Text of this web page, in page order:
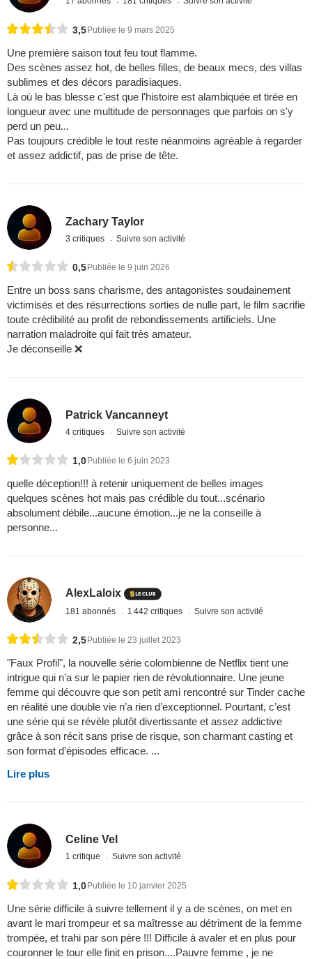
3,5 Publiée le 9 mars 2025
Une première saison tout feu tout flamme.
Des scènes assez hot, de belles filles, de beaux mecs, des villas
sublimes et des décors paradisiaques.
Là où le bas blesse c'est que l'histoire est alambiquée et tirée en
longueur avec une multitude de personnages que parfois on s'y
perd un peu...
Pas toujours crédible le tout reste néanmoins agréable à regarder
et assez addictif, pas de prise de tête.
Zachary Taylor
3 critiques Suivre son activité
0,5 Publiée le 9 juin 2026
Entre un boss sans charisme, des antagonistes soudainement
victimisés et des résurrections sorties de nulle part, le film sacrifie
toute crédibilité au profit de rebondissements artificiels. Une
narration maladroite qui fait très amateur.
Je déconseille ❌
Patrick Vancanneyt
4 critiques Suivre son activité
1,0 Publiée le 6 juin 2023
quelle déception!!! à retenir uniquement de belles images
quelques scènes hot mais pas crédible du tout...scénario
absolument débile...aucune émotion...je ne la conseille à
personne...
AlexLaloix
181 abonnés 1 442 critiques Suivre son activité
2,5Publiée le 23 juillet 2023
"Faux Profil", la nouvelle série colombienne de Netflix tient une
intrigue qui n’a sur le papier rien de révolutionnaire. Une jeune
femme qui découvre que son petit ami rencontré sur Tinder cache
en réalité une double vie n’a rien d’exceptionnel. Pourtant, c’est
une série qui se révèle plutôt divertissante et assez addictive
grâce à son récit sans prise de risque, son charmant casting et
son format d’épisodes efficace. ...
Lire plus
Celine Vel
1 critique Suivre son activité
1,0 Publiée le 10 janvier 2025
Une série difficile à suivre tellement il y a de scènes, on met en
avant le mari trompeur et sa maîtresse au détriment de la femme
trompée, et trahi par son père !!! Difficile à avaler et en plus pour
couronner le tour elle finit en prison....Pauvre femme , je ne